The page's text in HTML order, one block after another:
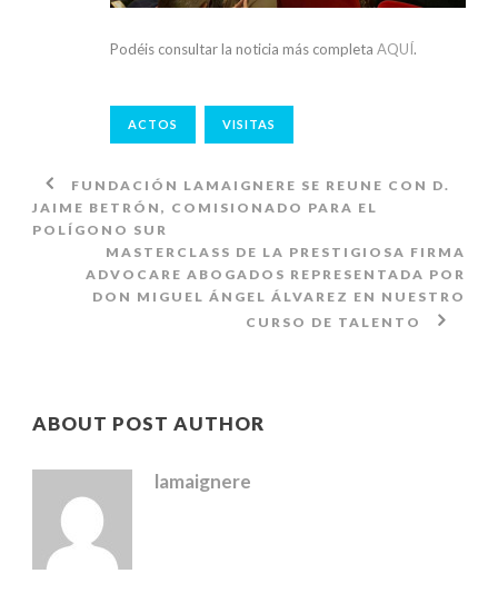
Podéis consultar la noticia más completa AQUÍ.
ACTOS VISITAS
FUNDACIÓN LAMAIGNERE SE REUNE CON D.
JAIME BETRÓN, COMISIONADO PARA EL
POLÍGONO SUR
MASTERCLASS DE LA PRESTIGIOSA FIRMA
ADVOCARE ABOGADOS REPRESENTADA POR
DON MIGUEL ÁNGEL ÁLVAREZ EN NUESTRO
CURSO DE TALENTO
ABOUT POST AUTHOR
lamaignere